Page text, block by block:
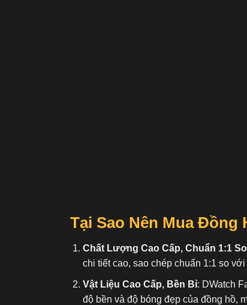
Tại Sao Nên Mua Đồng
Chất Lượng Cao Cấp, Chuẩn 1:1
chi tiết cao, sao chép chuẩn 1:1 so
Vật Liệu Cao Cấp, Bền Bỉ: DWatch
độ bền và độ bóng đẹp của đồng hồ,